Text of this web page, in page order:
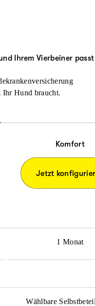
Ihrem Vierbeiner passt
Ihr Hund braucht.
Komfort
Jetzt
1 Monat
Wählbare